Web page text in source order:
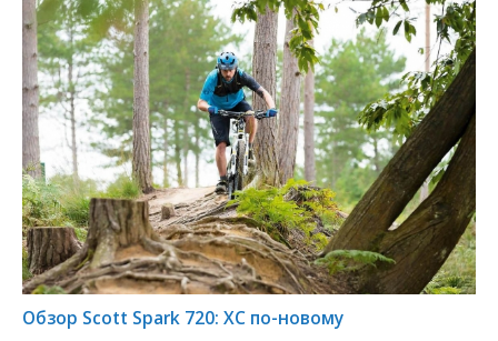
Обзор Scott Spark 720: XC по-новому